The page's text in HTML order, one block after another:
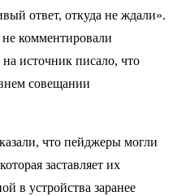
ответ, откуда не ждали».
комментировали
источник писало, что
совещании
что пейджеры могли
заставляет их
в устройства заранее